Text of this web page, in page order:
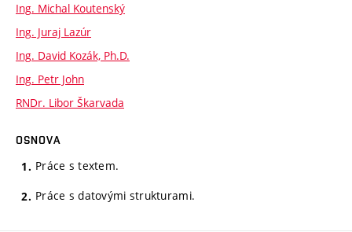
Ing. Michal Koutenský
Ing. Juraj Lazúr
Ing. David Kozák, Ph.D.
Ing. Petr John
RNDr. Libor Škarvada
OSNOVA
Práce s textem.
Práce s datovými strukturami.